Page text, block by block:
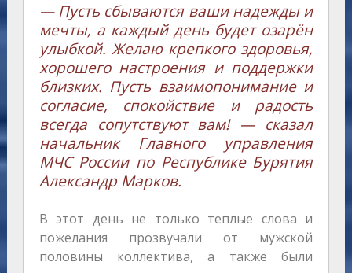
— Пусть сбываются ваши надежды и
мечты, а каждый день будет озарён
улыбкой. Желаю крепкого здоровья,
хорошего настроения и поддержки
близких. Пусть взаимопонимание и
согласие, спокойствие и радость
всегда сопутствуют вам! — сказал
начальник Главного управления
МЧС России по Республике Бурятия
Александр Марков.
В этот день не только теплые слова и
пожелания прозвучали от мужской
половины коллектива, а также были